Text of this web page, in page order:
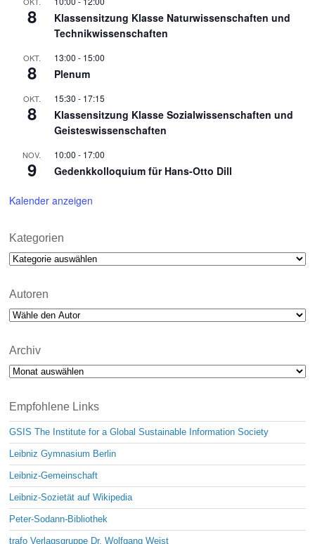
8
Klassensitzung Klasse Naturwissenschaften und
Technikwissenschaften
OKT.
8
13:00 - 15:00
Plenum
OKT.
8
15:30 - 17:15
Klassensitzung Klasse Sozialwissenschaften und
Geisteswissenschaften
NOV.
9
10:00 - 17:00
Gedenkkolloquium für Hans-Otto Dill
Kalender anzeigen
Kategorien
Kategorien
Autoren
Archiv
Archiv
Empfohlene Links
GSIS The Institute for a Global Sustainable Information Society
Leibniz Gymnasium Berlin
Leibniz-Gemeinschaft
Leibniz-Sozietät auf Wikipedia
Peter-Sodann-Bibliothek
trafo Verlagsgruppe Dr. Wolfgang Weist